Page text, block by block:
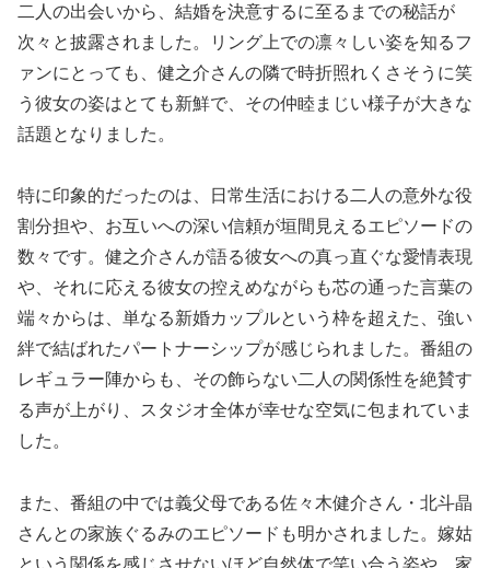
二人の出会いから、結婚を決意するに至るまでの秘話が
次々と披露されました。リング上での凛々しい姿を知るフ
ァンにとっても、健之介さんの隣で時折照れくさそうに笑
う彼女の姿はとても新鮮で、その仲睦まじい様子が大きな
話題となりました。
特に印象的だったのは、日常生活における二人の意外な役
割分担や、お互いへの深い信頼が垣間見えるエピソードの
数々です。健之介さんが語る彼女への真っ直ぐな愛情表現
や、それに応える彼女の控えめながらも芯の通った言葉の
端々からは、単なる新婚カップルという枠を超えた、強い
絆で結ばれたパートナーシップが感じられました。番組の
レギュラー陣からも、その飾らない二人の関係性を絶賛す
る声が上がり、スタジオ全体が幸せな空気に包まれていま
した。
また、番組の中では義父母である佐々木健介さん・北斗晶
さんとの家族ぐるみのエピソードも明かされました。嫁姑